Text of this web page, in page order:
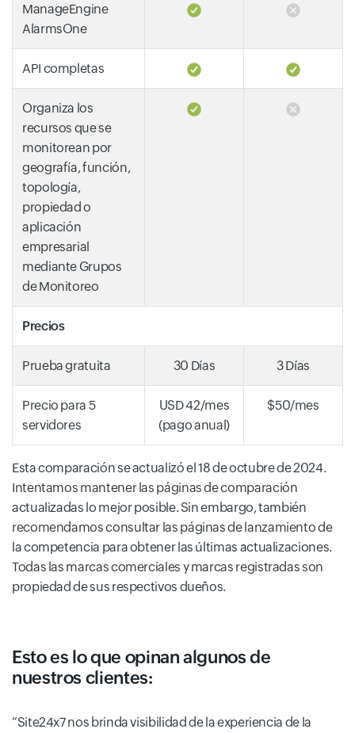
ManageEngine
AlarmsOne
API completas
Organiza los
recursos que se
monitorean por
geografía, función,
topología,
propiedad o
aplicación
empresarial
mediante Grupos
de Monitoreo
Precios
Prueba gratuita 30 Días 3 Días
Precio para 5
servidores
USD 42/mes
(pago anual)
$50/mes
Esta comparación se actualizó el 18 de octubre de 2024.
Intentamos mantener las páginas de comparación
actualizadas lo mejor posible. Sin embargo, también
recomendamos consultar las páginas de lanzamiento de
la competencia para obtener las últimas actualizaciones.
Todas las marcas comerciales y marcas registradas son
propiedad de sus respectivos dueños.
Esto es lo que opinan algunos de
nuestros clientes:
Site24x7 nos brinda visibilidad de la experiencia de la